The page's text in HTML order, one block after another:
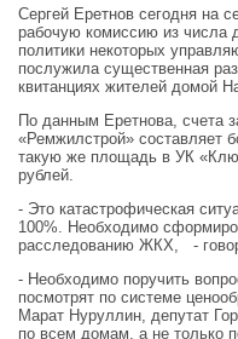
Сергей Еретнов сегодня на
рабочую комиссию из числа
политики некоторых
послужила существенная
квитанциях жителей домой
По данным Еретнова, счета
«Ремжилстрой» составляет
такую же площадь в УК
рублей.
- Это катастрофическая
100%. Необходимо
расследованию ЖКХ, -
- Необходимо поручить
посмотрят по системе
Марат Нуруллин, депутат
по всем домам, а не только